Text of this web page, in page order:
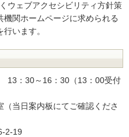
ウェブアクセシビリティ方針策
関ホームページに求められる
います。
13：30～16：30（13：00受付
当日案内板にてご確認くださ
2-19